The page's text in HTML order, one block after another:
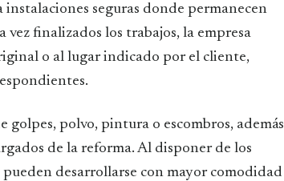
seguras donde permanecen
finalizados los trabajos, la empresa
o al lugar indicado por el cliente,
polvo, pintura o escombros, además
de la reforma. Al disponer de los
desarrollarse con mayor comodidad